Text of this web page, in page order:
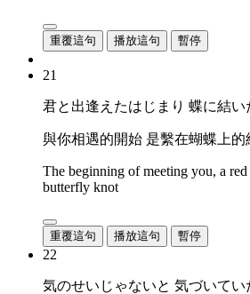
重覆這句 播放這句 暫停
21
君と出逢えたはじまり 蝶に結い
與你相遇的開始 是繫在蝴蝶上的
The beginning of meeting you, a
butterfly knot
重覆這句 播放這句 暫停
22
気のせいじゃないと 気づいてい